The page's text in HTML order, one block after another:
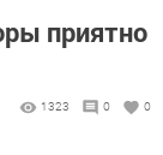
приятно
1323 0 0